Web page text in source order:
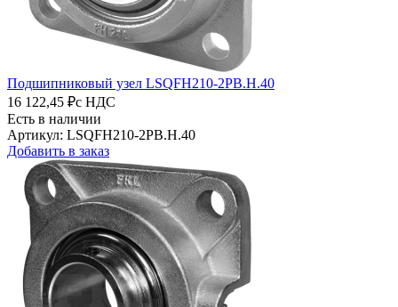
Подшипниковый узел LSQFH210-2PB.H.40
16 122,45 ₽с НДС
Есть в наличии
Артикул: LSQFH210-2PB.H.40
Добавить в заказ